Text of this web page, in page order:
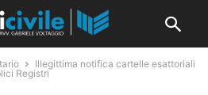
Illegittima notifica cartelle esattoriali
Registri